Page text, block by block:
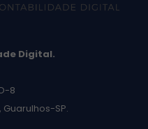
Digital.
8
Guarulhos-SP.